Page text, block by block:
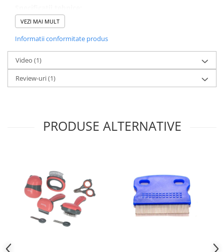
Tip produs:Perie multifunctionala pentru animale
Functii:Periere, curatare cu abur, pulverizare
Alimentare:Reincarcare USB (cablu inclus)
Durata incarcare:30 minute
Autonomie:
Viteze:1
Zgomot:0 dB
VEZI MAI MULT
Informatii conformitate produs
Video (1)
Review-uri(1)
PRODUSE ALTERNATIVE